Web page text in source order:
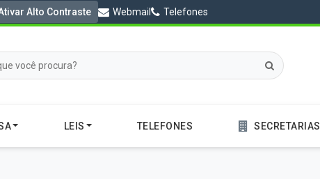
Alto Contraste Webmail Telefones
LEIS TELEFONES SECRETARIAS